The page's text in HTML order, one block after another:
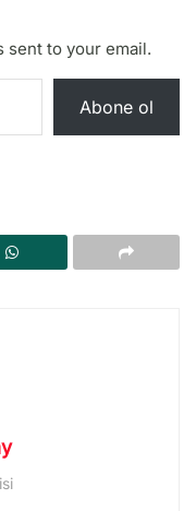
sent to your email.
Abone ol